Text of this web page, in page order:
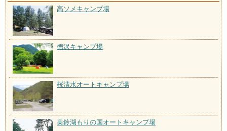
高ソメキャンプ場
徳沢キャンプ場
桜清水オートキャンプ場
美鈴湖もりの国オートキャンプ場